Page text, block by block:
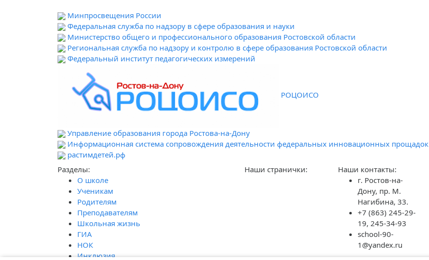
Минпросвещения России
Федеральная служба по надзору в сфере образования и науки
Министерство общего и профессионального образования Ростовской области
Региональная служба по надзору и контролю в сфере образования Ростовской области
Федеральный институт педагогических измерений
РОЦОИСО
Управление образования города Ростова-на-Дону
Информационная система сопровождения деятельности федеральных инновационных прощадок
растимдетей.рф
Разделы:
О школе
Ученикам
Родителям
Преподавателям
Школьная жизнь
ГИА
НОК
Инклюзия
Наши странички:
Наши контакты:
г. Ростов-на-
Дону, пр. М.
Нагибина, 33.
+7 (863) 245-29-
19, 245-34-93
school-90-
1@yandex.ru